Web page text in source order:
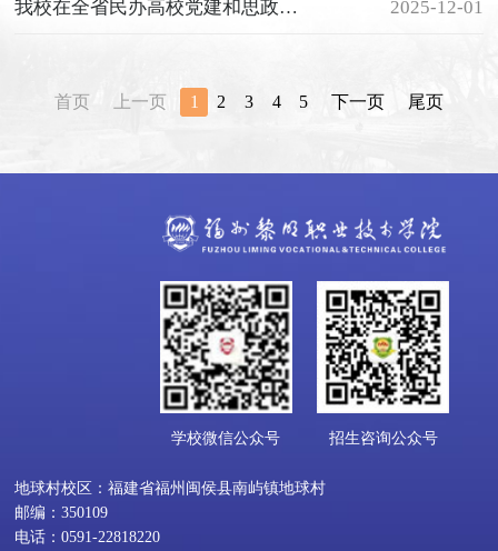
我校在全省民办高校党建和思政工作座谈会上作交流发言 2025-12-01
首页 上一页 1 2 3 4 5 下一页 尾页
学校微信公众号 招生咨询公众号
地球村校区：福建省福州闽侯县南屿镇地球村
邮编：350109
电话：0591-22818220